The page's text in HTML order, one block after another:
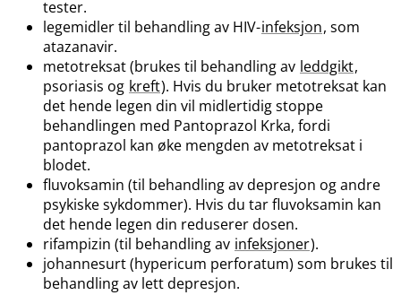
tester.
legemidler til behandling av HIV-infeksjon, som
atazanavir.
metotreksat (brukes til behandling av leddgikt,
psoriasis og kreft). Hvis du bruker metotreksat kan
det hende legen din vil midlertidig stoppe
behandlingen med Pantoprazol Krka, fordi
pantoprazol kan øke mengden av metotreksat i
blodet.
fluvoksamin (til behandling av depresjon og andre
psykiske sykdommer). Hvis du tar fluvoksamin kan
det hende legen din reduserer dosen.
rifampizin (til behandling av infeksjoner).
johannesurt (hypericum perforatum) som brukes til
behandling av lett depresjon.